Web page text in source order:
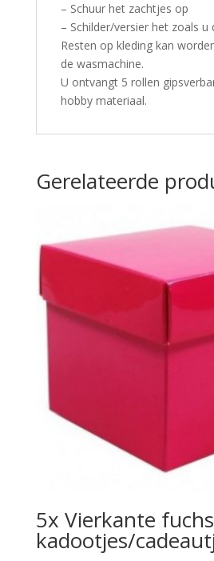
– Schuur het zachtjes op
– Schilder/versier het zoals u
Resten op kleding kan
de wasmachine.
U ontvangt 5 rollen
hobby materiaal.
Gerelateerde
5x Vierkante
kadootjes/